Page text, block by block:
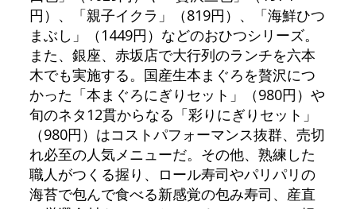
円）、「親子イクラ」（819円）、「海鮮ひつ
まぶし」（1449円）などのおひつシリーズ。
また、銀座、赤坂店で大行列のランチを六本
木でも実施する。国産生本まぐろを贅沢につ
かった「本まぐろにぎりセット」（980円）や
旬のネタ12貫からなる「彩りにぎりセット」
（980円）はコストパフォーマンス抜群、売切
れ必至の人気メニューだ。その他、熟練した
職人がつくる握り、ロール寿司やパリパリの
海苔で包んで食べる新感覚の包み寿司、産直